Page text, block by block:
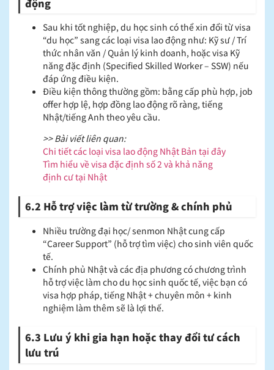
Sau khi tốt nghiệp, du học sinh có thể xin đổi từ visa
“du học” sang các loại visa lao động như: Kỹ sư / Trí
thức nhân văn / Quản lý kinh doanh, hoặc visa Kỹ
năng đặc định (Specified Skilled Worker – SSW) nếu
đáp ứng điều kiện.
Điều kiện thông thường gồm: bằng cấp phù hợp, job
offer hợp lệ, hợp đồng lao động rõ ràng, tiếng
Nhật/tiếng Anh theo yêu cầu.
>> Bài viết liên quan:
Chi tiết các loại visa lao động Nhật Bản tại đây
Tìm hiểu về visa đặc định số 2 và khả năng
định cư tại Nhật
6.2 Hỗ trợ việc làm từ trường & chính phủ
Nhiều trường đại học/ senmon Nhật cung cấp
“Career Support” (hỗ trợ tìm việc) cho sinh viên quốc
tế.
Chính phủ Nhật và các địa phương có chương trình
hỗ trợ việc làm cho du học sinh quốc tế, việc bạn có
visa hợp pháp, tiếng Nhật + chuyên môn + kinh
nghiệm làm thêm sẽ là lợi thế.
6.3 Lưu ý khi gia hạn hoặc thay đổi tư cách
lưu trú